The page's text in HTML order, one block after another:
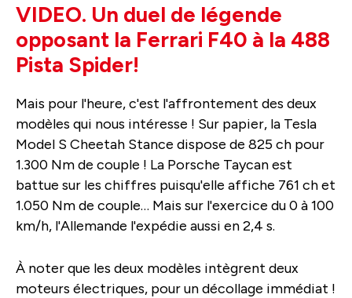
VIDEO. Un duel de légende
opposant la Ferrari F40 à la 488
Pista Spider!
Mais pour l'heure, c'est l'affrontement des deux
modèles qui nous intéresse ! Sur papier, la Tesla
Model S Cheetah Stance dispose de 825 ch pour
1.300 Nm de couple ! La Porsche Taycan est
battue sur les chiffres puisqu'elle affiche 761 ch et
1.050 Nm de couple… Mais sur l'exercice du 0 à 100
km/h, l'Allemande l'expédie aussi en 2,4 s.
À noter que les deux modèles intègrent deux
moteurs électriques, pour un décollage immédiat !